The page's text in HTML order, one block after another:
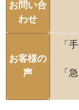
お問い合
わせ
お客様の
声
「
「